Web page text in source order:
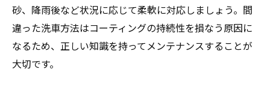
砂、降雨後など状況に応じて柔軟に対応しましょう。間
違った洗車方法はコーティングの持続性を損なう原因に
なるため、正しい知識を持ってメンテナンスすることが
大切です。